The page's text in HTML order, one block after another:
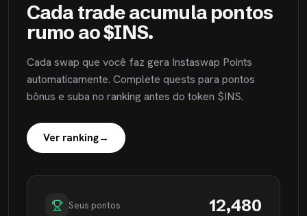
Cada trade acumula pontos
rumo ao $INS.
Cada swap que você faz gera Instaswap Points
automaticamente. Complete quests para pontos
bônus e suba no ranking antes do token $INS.
Ver ranking→
Seus pontos 12,480